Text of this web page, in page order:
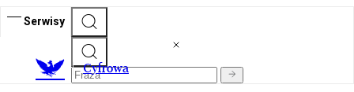
Serwisy
Cyfrowa